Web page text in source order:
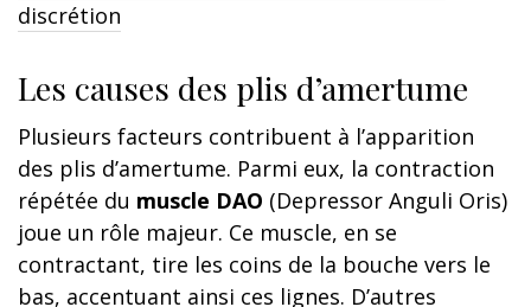
discrétion
Les causes des plis d’amertume
Plusieurs facteurs contribuent à l’apparition
des plis d’amertume. Parmi eux, la contraction
répétée du muscle DAO (Depressor Anguli Oris)
joue un rôle majeur. Ce muscle, en se
contractant, tire les coins de la bouche vers le
bas, accentuant ainsi ces lignes. D’autres